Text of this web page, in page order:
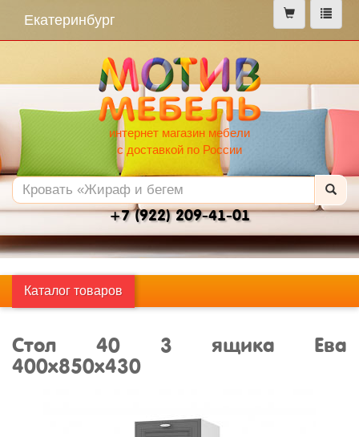
меню
Екатеринбург
интернет магазин мебели
с доставкой по России
+7 (922) 209-41-01
Каталог товаров
Стол 40 3 ящика Ева
400х850х430